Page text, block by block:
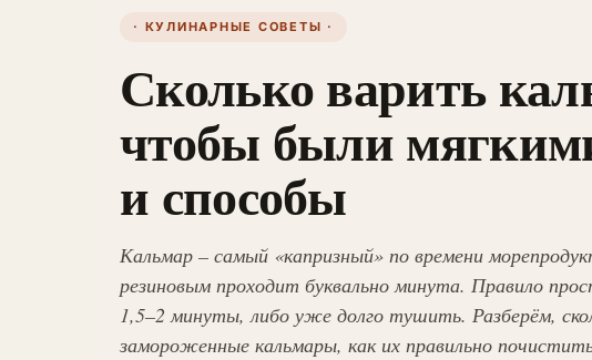
· КУЛИНАРНЫЕ СОВЕТЫ ·
Сколько варить
чтобы были
и способы
Кальмар – самый «капризный» по времени
резиновым проходит буквально минута. Правило
1,5–2 минуты, либо уже долго тушить. Разберём,
замороженные кальмары, как их правильно